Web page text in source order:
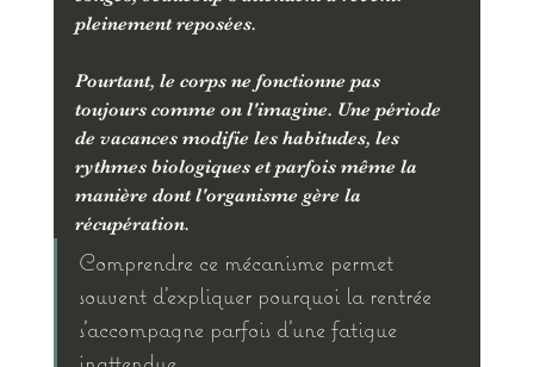
pleinement reposées.
Pourtant, le corps ne fonctionne pas
toujours comme on l'imagine. Une période
de vacances modifie les habitudes, les
rythmes biologiques et parfois même la
manière dont l'organisme gère la
récupération.
Comprendre ce mécanisme permet
souvent d'expliquer pourquoi la rentrée
s'accompagne parfois d'une fatigue